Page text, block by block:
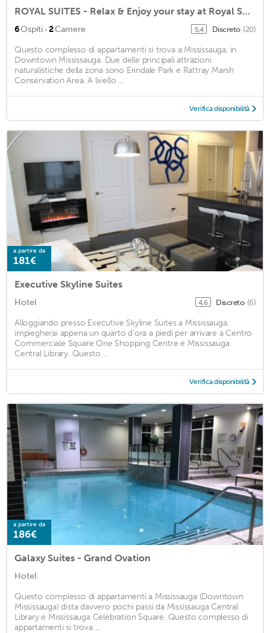
ROYAL SUITES - Relax & Enjoy your stay at Royal Suites
6Ospiti · 2Camere 5,4 Discreto (20)
Questo complesso di appartamenti si trova a Mississauga, in
Downtown Mississauga. Due delle principali attrazioni
naturalistiche della zona sono Erindale Park e Rattray Marsh
Conservation Area. A livello ...
Verifica disponibilità
a partire da
181€
Executive Skyline Suites
Hotel 4,6 Discreto (6)
Alloggiando presso Executive Skyline Suites a Mississauga,
impiegherai appena un quarto d'ora a piedi per arrivare a Centro
Commerciale Square One Shopping Centre e Mississauga
Central Library. Questo ...
Verifica disponibilità
a partire da
186€
Galaxy Suites - Grand Ovation
Hotel
Questo complesso di appartamenti a Mississauga (Downtown
Mississauga) dista davvero pochi passi da Mississauga Central
Library e Mississauga Celebration Square. Questo complesso di
appartamenti si trova ...